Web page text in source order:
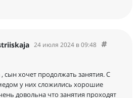
в онлайн без задержек.
24 июля 2024 в 09:48
сын хочет продолжать занятия. С
у них сложились хорошие
довольна что занятия проходят